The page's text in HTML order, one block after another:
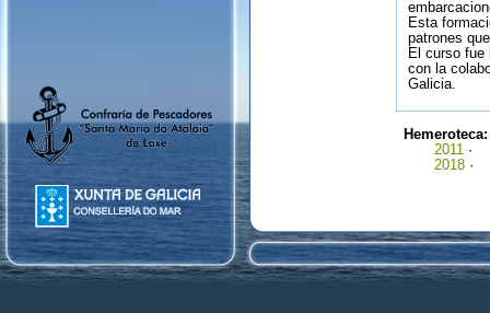
Esta
patrones
El curso fue
con la
Galicia.
2011 ·
2018·